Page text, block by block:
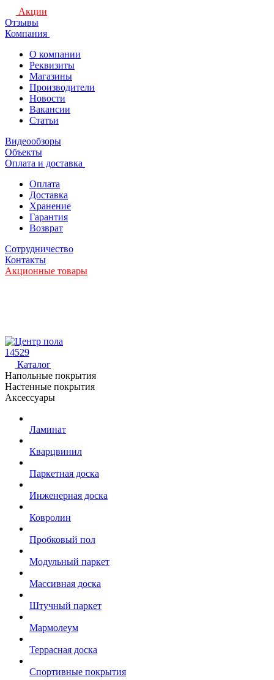
Акции
Отзывы
Компания
О компании
Реквизиты
Магазины
Производители
Новости
Вакансии
Статьи
Видеообзоры
Объекты
Оплата и доставка
Оплата
Доставка
Хранение
Гарантия
Возврат
Сотрудничество
Контакты
Акционные товары
14529
Каталог
Напольные покрытия
Настенные покрытия
Аксессуары
Ламинат
Кварцвинил
Паркетная доска
Инженерная доска
Ковролин
Пробковый пол
Модульный паркет
Массивная доска
Штучный паркет
Мармолеум
Террасная доска
Спортивные покрытия